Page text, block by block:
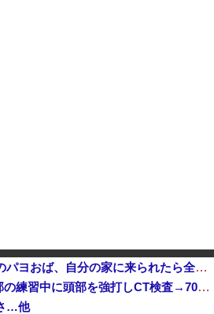
【動画】移民受け入れ派のパヨおば、自分の家に来られたら全力で拒否るｗｗｗｗｗｗｗｗｗｗ
【速報】 中2男子、野球部の練習中に頭部を強打しCT検査→70代医師「問題ないです」→中学生死亡「他人のCT画像みてました」
…他